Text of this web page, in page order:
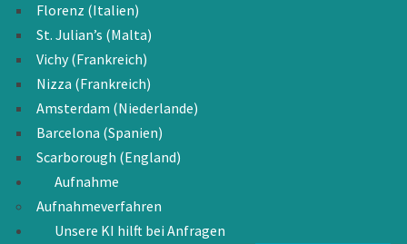
Florenz (Italien)
St. Julian’s (Malta)
Vichy (Frankreich)
Nizza (Frankreich)
Amsterdam (Niederlande)
Barcelona (Spanien)
Scarborough (England)
Aufnahme
Aufnahmeverfahren
Unsere KI hilft bei Anfragen